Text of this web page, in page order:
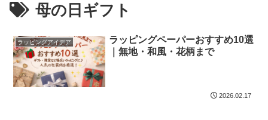
母の日ギフト
ラッピングアイデア
ラッピングペーパーおすすめ10選
｜無地・和風・花柄まで
2026.02.17